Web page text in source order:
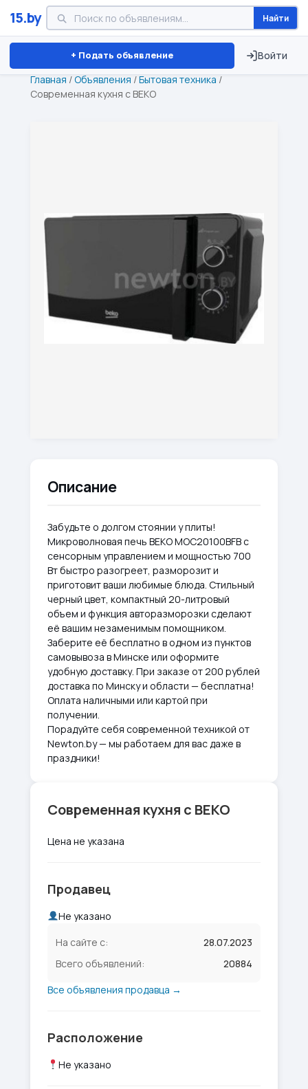
15.by Найти
+ Подать объявление Войти
Минск Витебск Брест ⏱ ТОЛЬКО 15 ДНЕЙ
Главная /Объявления /Бытовая техника /
Современная кухня с BEKO
Описание
Забудьте о долгом стоянии у плиты!
Микроволновая печь BEKO MOC20100BFB с
сенсорным управлением и мощностью 700
Вт быстро разогреет, разморозит и
приготовит ваши любимые блюда. Стильный
черный цвет, компактный 20-литровый
объем и функция авторазморозки сделают
её вашим незаменимым помощником.
Заберите её бесплатно в одном из пунктов
самовывоза в Минске или оформите
удобную доставку. При заказе от 200 рублей
доставка по Минску и области — бесплатна!
Оплата наличными или картой при
получении.
Порадуйте себя современной техникой от
Newton.by — мы работаем для вас даже в
праздники!
Современная кухня с BEKO
Цена не указана
Продавец
Не указано
На сайте с:
28.07.2023
Всего объявлений:
20884
Все объявления продавца →
Расположение
Не указано